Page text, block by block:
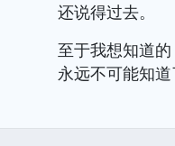
还说得过去。
至于我想知道
永远不可能知道